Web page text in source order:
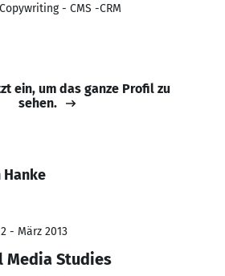
- CMS -CRM
ein, um das ganze Profil zu
sehen.
Hanke
- März 2013
Studies